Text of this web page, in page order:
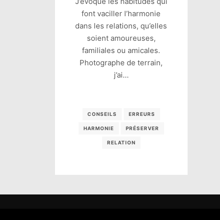
font vaciller l’harmonie
dans les relations, qu’elles
soient amoureuses,
familiales ou amicales.
Photographe de terrain,
j’ai…
CONSEILS ERREURS
HARMONIE PRÉSERVER
RELATION